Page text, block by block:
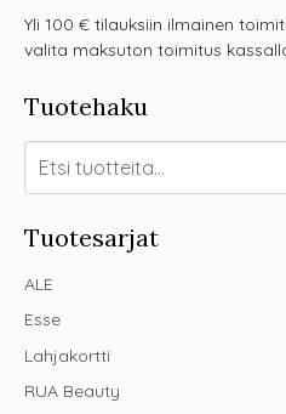
Yli 100 € tilauksiin ilmainen
valita maksuton toimitus
Tuotehaku
Tuotesarjat
ALE
Esse
Lahjakortti
RUA Beauty